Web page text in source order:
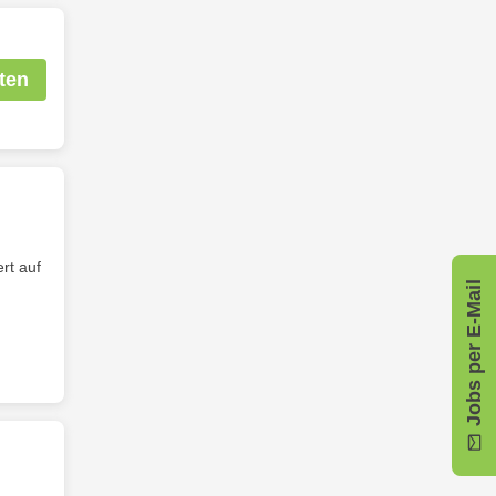
auf
Jobs per E-Mail